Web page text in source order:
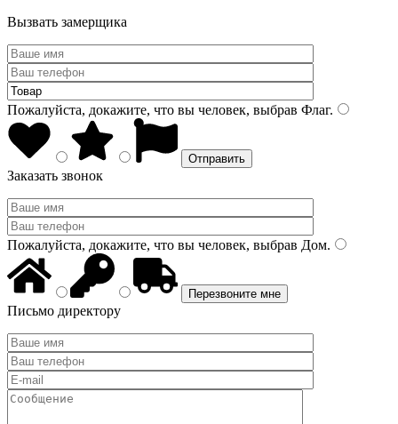
Вызвать замерщика
Пожалуйста, докажите, что вы человек, выбрав Флаг.
Заказать звонок
Пожалуйста, докажите, что вы человек, выбрав Дом.
Письмо директору